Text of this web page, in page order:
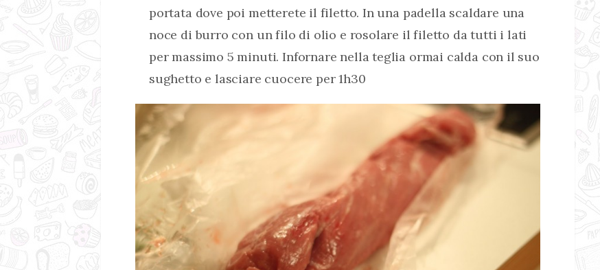
portata dove poi metterete il filetto. In una padella scaldare una
noce di burro con un filo di olio e rosolare il filetto da tutti i lati
per massimo 5 minuti. Infornare nella teglia ormai calda con il suo
sughetto e lasciare cuocere per 1h30